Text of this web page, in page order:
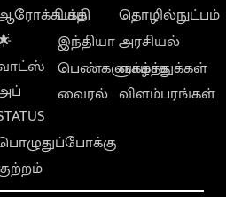
பக்தி
இந்தியா
பெண்களுக்காக
வைரல்
தொழில்நுட்பம்
அரசியல்
வாழ்த்துக்கள்
விளம்பரங்கள்